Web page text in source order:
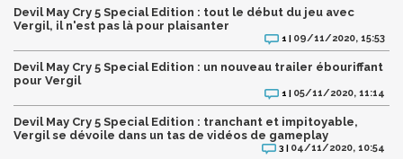
Devil May Cry 5 Special Edition : tout le début du jeu avec
Vergil, il n'est pas là pour plaisanter
1 | 09/11/2020, 15:53
Devil May Cry 5 Special Edition : un nouveau trailer ébouriffant
pour Vergil
1 | 05/11/2020, 11:14
Devil May Cry 5 Special Edition : tranchant et impitoyable,
Vergil se dévoile dans un tas de vidéos de gameplay
3 | 04/11/2020, 10:54